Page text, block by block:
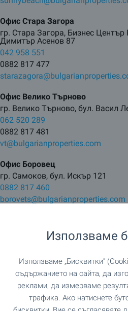
Офис Стара Загора
гр. Стара Загора, Бизнес
Димитър Асенов 87
042 958 551
0882 817 477
Офис Велико Търново
гр. Велико Търново, бул. Васил
062 520 289
0882 817 481
vt@bulgarianproperties.com
Офис Боровец
гр. Самоков, бул. Искър 121
0882 817 460
borovets@bulgarianproperties.com
гр. Банско, ул. Никола Вапцаров
0882 817 461
Офис Дупница
гр. Дупница, ул. Княз Борис I, №1,
0882 817 449
Използваме
Използваме „Бисквитки“
съдържанието на сайта, да
реклами, да измерваме
трафика. Ако натиснете